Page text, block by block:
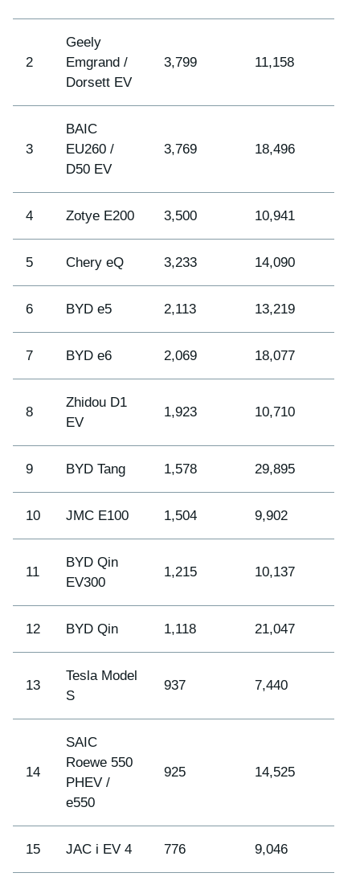
2
Geely
Emgrand /
Dorsett EV
3,799 11,158
3
BAIC
EU260 /
D50 EV
3,769 18,496
4 Zotye E200 3,500 10,941
5 Chery eQ 3,233 14,090
6 BYD e5 2,113 13,219
7 BYD e6 2,069 18,077
8
Zhidou D1
EV
1,923 10,710
9 BYD Tang 1,578 29,895
10 JMC E100 1,504 9,902
11
BYD Qin
EV300
1,215 10,137
12 BYD Qin 1,118 21,047
13
Tesla Model
S
937 7,440
14
SAIC
Roewe 550
PHEV /
e550
925 14,525
15 JAC i EV 4 776 9,046